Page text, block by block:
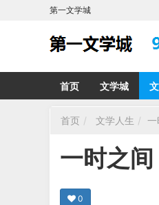
第一文学城
首页 文学城
首页 文学人生 一
一时之间
0